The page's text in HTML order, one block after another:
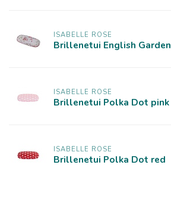
ISABELLE ROSE
Brillenetui English Garden
ISABELLE ROSE
Brillenetui Polka Dot pink
ISABELLE ROSE
Brillenetui Polka Dot red